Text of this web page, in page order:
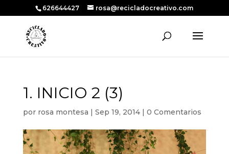
626644427 rosa@recicladocreativo.com
1. INICIO 2 (3)
por rosa montesa | Sep 19, 2014| 0 Comentarios